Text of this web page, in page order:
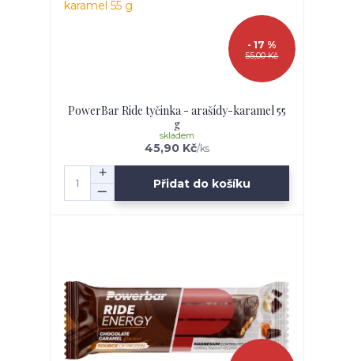
55,00 Kč
- 17 %
PowerBar Ride tyčinka - arašídy-karamel 55
g
45,90 Kč/ks
skladem
Přidat do košíku